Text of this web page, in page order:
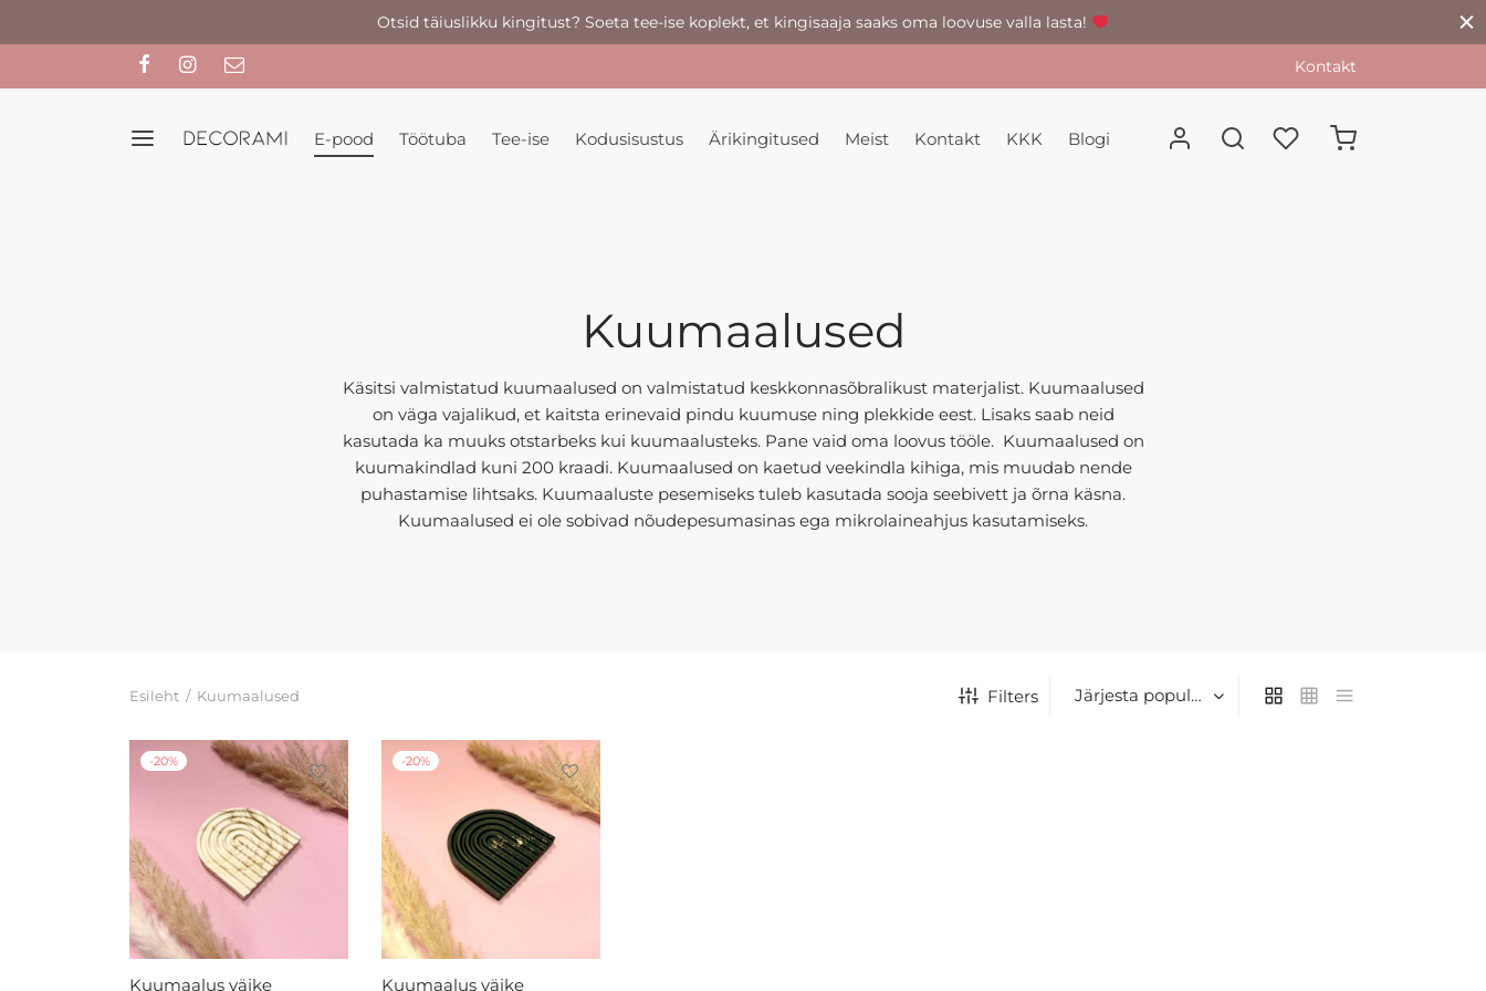
Otsid täiuslikku kingitust? Soeta tee-ise koplekt, et kingisaaja saaks oma loovuse valla lasta!
Kontakt
E-pood Töötuba Tee-ise Kodusisustus Ärikingitused Meist Kontakt KKK Blogi
Kuumaalused
Käsitsi valmistatud kuumaalused on valmistatud keskkonnasõbralikust materjalist. Kuumaalused
on väga vajalikud, et kaitsta erinevaid pindu kuumuse ning plekkide eest. Lisaks saab neid
kasutada ka muuks otstarbeks kui kuumaalusteks. Pane vaid oma loovus tööle. Kuumaalused on
kuumakindlad kuni 200 kraadi. Kuumaalused on kaetud veekindla kihiga, mis muudab nende
puhastamise lihtsaks. Kuumaaluste pesemiseks tuleb kasutada sooja seebivett ja õrna käsna.
Kuumaalused ei ole sobivad nõudepesumasinas ega mikrolaineahjus kasutamiseks.
Esileht / Kuumaalused Filters
-20%
Kuumaalus väike
-20%
Kuumaalus väike